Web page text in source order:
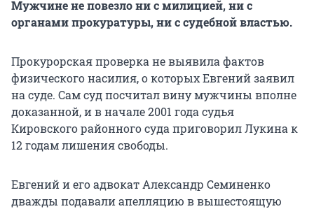
Мужчине не повезло ни с милицией, ни с
органами прокуратуры, ни с судебной властью.
Прокурорская проверка не выявила фактов
физического насилия, о которых Евгений заявил
на суде. Сам суд посчитал вину мужчины вполне
доказанной, и в начале 2001 года судья
Кировского районного суда приговорил Лукина к
12 годам лишения свободы.
Евгений и его адвокат Александр Семиненко
дважды подавали апелляцию в вышестоящую